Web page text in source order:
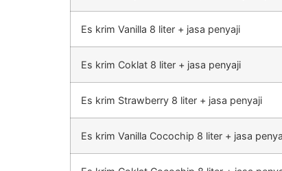
Es krim Vanilla 8 liter + jasa penyaji
Es krim Coklat 8 liter + jasa penyaji
Es krim Strawberry 8 liter + jasa penyaji
Es krim Vanilla Cocochip 8 liter + jasa